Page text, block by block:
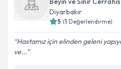
hazırlandığında e-posta ile
Diyarbakır
5 (1 Değerlendirme)
Hastamız için elinden geleni
ve...